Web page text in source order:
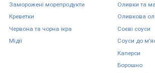
Заморожені морепродукти
Креветки
Червона та чорна ікра
Мідії
Оливки та
Оливкова
Соєві соуси
Соуси до
Каперси
Борошно